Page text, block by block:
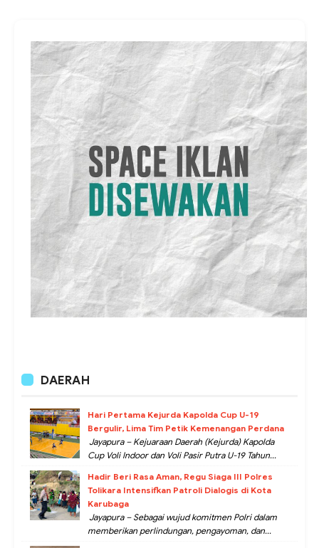
DAERAH
Hari Pertama Kejurda Kapolda Cup U-19
Bergulir, Lima Tim Petik Kemenangan Perdana
Jayapura – Kejuaraan Daerah (Kejurda) Kapolda
Cup Voli Indoor dan Voli Pasir Putra U-19 Tahun...
Hadir Beri Rasa Aman, Regu Siaga III Polres
Tolikara Intensifkan Patroli Dialogis di Kota
Karubaga
Jayapura – Sebagai wujud komitmen Polri dalam
memberikan perlindungan, pengayoman, dan...